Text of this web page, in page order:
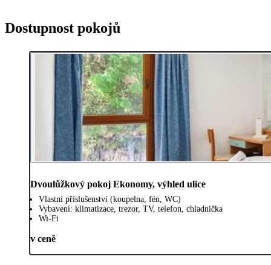
Dostupnost pokojů
Dvoulůžkový pokoj Ekonomy, výhled ulice
Vlastní příslušenství (koupelna, fén, WC)
Vybavení: klimatizace, trezor, TV, telefon, chladnička
Wi-Fi
v ceně